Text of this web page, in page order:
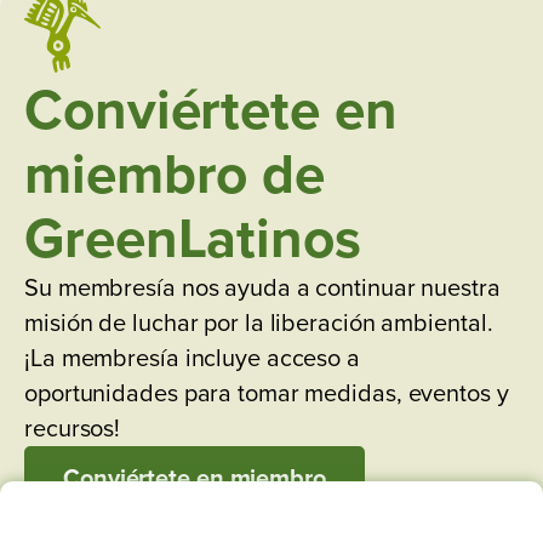
Conviértete en
miembro de
GreenLatinos
Su membresía nos ayuda a continuar nuestra
misión de luchar por la liberación ambiental.
¡La membresía incluye acceso a
oportunidades para tomar medidas, eventos y
recursos!
Conviértete en miembro